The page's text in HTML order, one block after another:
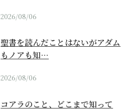
2026/08/06
聖書を読んだことはないがアダム
もノアも知…
2026/08/06
コアラのこと、どこまで知って